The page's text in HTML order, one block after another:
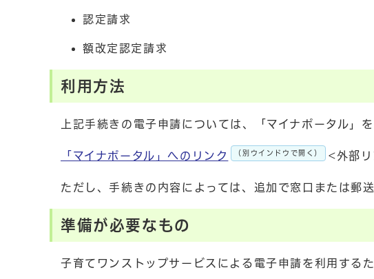
認定請求
額改定認定請求
利用方法
上記手続きの電子申請については、「マイナポータル」を
「マイナポータル」へのリンク （別ウインドウで開く） <外部リ
ただし、手続きの内容によっては、追加で窓口または郵
準備が必要なもの
子育てワンストップサービスによる電子申請を利用する